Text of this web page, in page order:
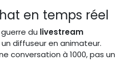
en temps réel
du livestream
diffuseur en animateur.
conversation à 1000, pas un